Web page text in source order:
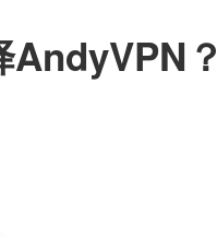
AndyVPN？